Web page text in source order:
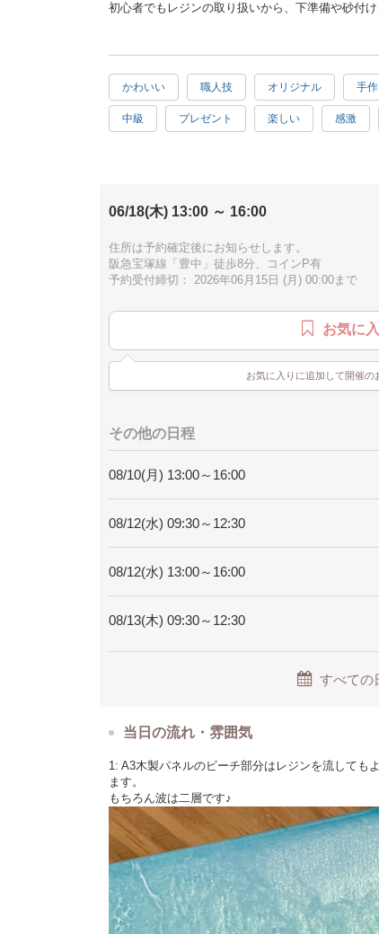
初心者でもレジンの取り扱いから、下準備や砂付
ずっとやってみたかった、ちゃんと始めたい、本
ラスです。
内容盛りだくさんで、たっぷりとレッスンを受け
レッスンは豊中の自宅一室で行っていますが、人
区）でも開催可能です。
作品はDAY3の翌日以降にピックアップいただく
まずは初日（Day1）を「カレンダー」から選んで
ご予約の際に２日目（Day2）・3日目（Day3）の
都合が合わない場合はご希望の日時をいくつかご記
初日のご予約確定後、２日目・3日目の日程調整を
およそ1ヶ月のうちに3日のご予約設定を推奨して
【レッスンで作成するもの】
・A3木製パネル（波二層）
・アクリルボード（波二層）
【料金】
※2～3時間のレッスン×3日
※人数が多い場合はお問合せください
【場所】
阪急宝塚線「豊中駅」より徒歩８分 ／ お車でお
レッスン受講に関わる認定証や許可証の発行は行い
十分な換気を行いながらレッスンを開催します。
かわいい 職人技 オリジナル 手
中級 プレゼント 楽しい 感激
06/18(木) 13:00 ～ 16:00
住所は予約確定後にお知らせします。
阪急宝塚線「豊中」徒歩8分、コインP有
予約受付締切： 2026年06月15日 (月) 00:00まで
お気に
お気に入りに追加して開催の
その他の日程
08/10(月) 13:00～16:00
08/12(水) 09:30～12:30
08/12(水) 13:00～16:00
08/13(木) 09:30～12:30
すべての
当日の流れ・雰囲気
1: A3木製パネルのビーチ部分はレジンを流しても
ます。
もちろん波は二層です♪